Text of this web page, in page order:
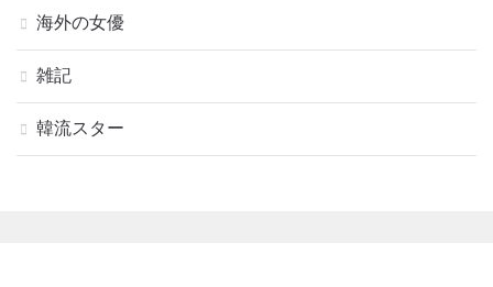
海外の女優
雑記
韓流スター